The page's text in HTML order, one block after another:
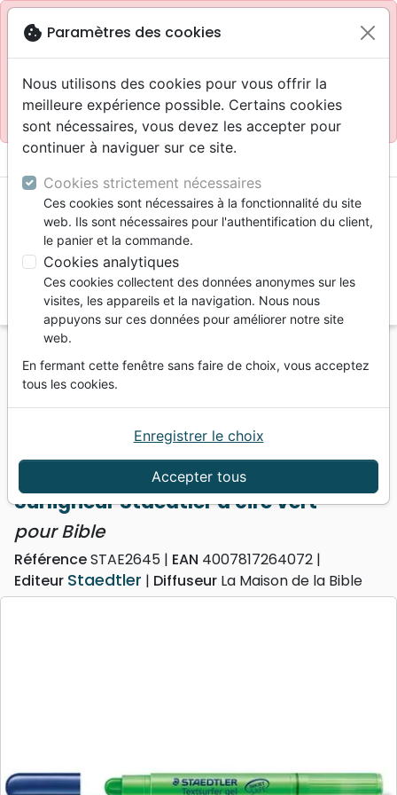
blockSite réservé aux professionnels
Accès pour les professionnels : Se connecter
Site pour le grand public : La Maison de la Bible
menu
Vous ne pouvez pas créer de nouvelle commande
depuis votre pays (United States).
Papeterie
Surligneur Staedtler à cire vert - pour Bible
Surligneur Staedtler à cire vert
pour Bible
RéférenceSTAE2645 EAN 4007817264072
Editeur Staedtler Diffuseur La Maison de la Bible
cookie Paramètres des cookies
Nous utilisons des cookies pour vous offrir la
meilleure expérience possible. Certains cookies
sont nécessaires, vous devez les accepter pour
continuer à naviguer sur ce site.
Cookies strictement nécessaires
Ces cookies sont nécessaires à la fonctionnalité du site
web. Ils sont nécessaires pour l'authentification du client,
le panier et la commande.
Cookies analytiques
Ces cookies collectent des données anonymes sur les
visites, les appareils et la navigation. Nous nous
appuyons sur ces données pour améliorer notre site
web.
En fermant cette fenêtre sans faire de choix, vous acceptez
tous les cookies.
Accepter tous
Enregistrer le choix